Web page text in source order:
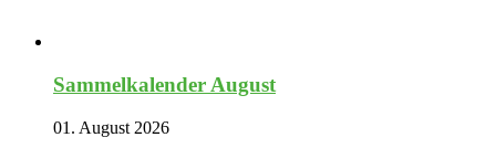
Sammelkalender August
01. August 2026